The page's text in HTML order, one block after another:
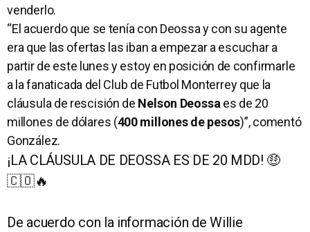
venderlo.
“El acuerdo que se tenía con Deossa y con su agente
era que las ofertas las iban a empezar a escuchar a
partir de este lunes y estoy en posición de confirmarle
a la fanaticada del Club de Futbol Monterrey que la
cláusula de rescisión de Nelson Deossaes de 20
millones de dólares (400 millones de pesos)”, comentó
González.
¡LA CLÁUSULA DE DEOSSA ES DE 20 MDD! 🤑
🇨🇴🔥
De acuerdo con la información de Willie